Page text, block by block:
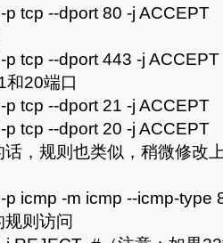
p tcp --dport 80 -j ACCEPT
p tcp --dport 443 -j ACCEPT
和20端口
p tcp --dport 21 -j ACCEPT
p tcp --dport 20 -j ACCEPT
，规则也类似，稍微修改
p icmp -m icmp --icmp-type
规则访问